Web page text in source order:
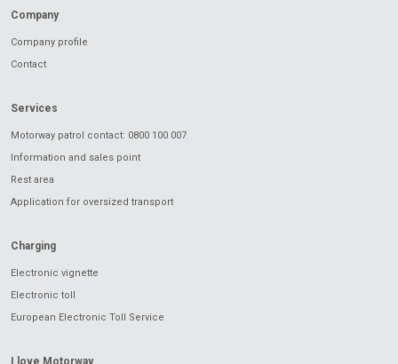
Company
Company profile
Contact
Services
Motorway patrol contact: 0800 100 007
Information and sales point
Rest area
Application for oversized transport
Charging
Electronic vignette
Electronic toll
European Electronic Toll Service
I love Motorway